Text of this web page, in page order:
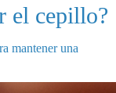
el cepillo?
mantener una